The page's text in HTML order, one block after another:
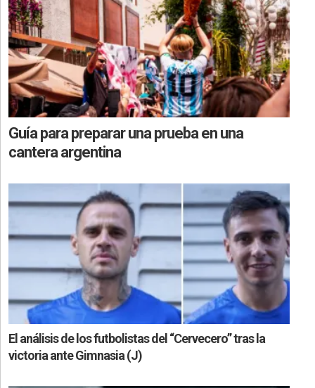
Guía para preparar una prueba en una
cantera argentina
El análisis de los futbolistas del “Cervecero” tras la
victoria ante Gimnasia (J)